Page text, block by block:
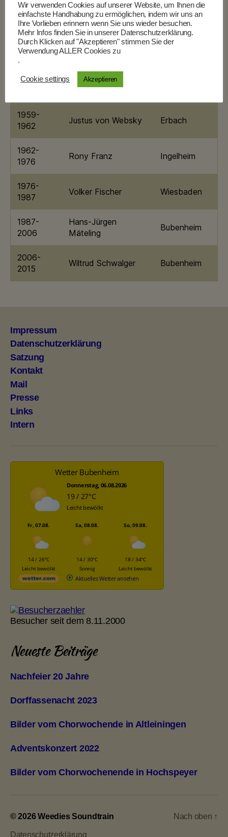
1948-
1957
Rony Franz Ingelheim
1957-
1957
Klaus Weber
1957-
Helmut Will
1959-
1962
Justus von Websky Erbach
1962-
1976
Rony Franz Ingelheim
1976-
1987
Volker Fischer Wiesbaden
1987-
2006
Hans-Jürgen
Mäteling
Bubenheim
2006-
2015
Wiltrud Schwalger Bubenheim
Impressum
Datenschutzerklärung
Satzung
Kontakt
Mail
Presse
Links
Intern
Wetter Bubenheim
Donnerstag, 06.08.2026
19 / 27°C
Leicht bewölkt
Fr, 07.08.
14 / 26°C
Leicht bewölkt
Sa, 08.08.
14 / 30°C
Sonnig
So, 09.08.
18 / 34°C
Leicht bewölkt
Aktuelles Wetter ansehen
Besucher seit dem 8.11.2000
Neueste Beiträge
Nachfeier 20 Jahre
Dorffassenacht 2023
Bilder vom Chorwochende in Altleiningen
Adventskonzert 2022
Bilder vom Chorwochenende in Hochspeyer
© 2026Weedies Soundtrain
Datenschutzerklärung
Nach oben ↑
Wir verwenden Cookies auf unserer Website, um Ihnen die
einfachste Handhabung zu ermöglichen, indem wir uns an
Ihre Vorlieben erinnern wenn Sie uns wieder besuchen.
Mehr Infos finden Sie in unserer Datenschutzerklärung.
Durch Klicken auf "Akzeptieren" stimmen Sie der
Verwendung ALLER Cookies zu
.
Cookie settings Akzeptieren